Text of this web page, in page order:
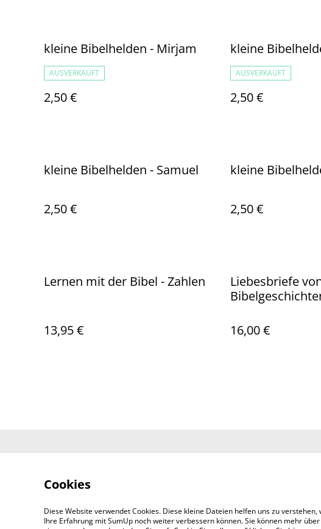
kleine Bibelhelden - Mirjam
AUSVERKAUFT
2,50 €
kleine
AUSVERKAUFT
2,50 €
kleine Bibelhelden - Samuel
2,50 €
kleine
2,50 €
Lernen mit der Bibel - Zahlen
13,95 €
Liebesbriefe
16,00 €
Cookies
Diese Website verwendet Cookies. Diese kleine Dateien helfen uns zu
Ihre Erfahrung mit SumUp noch weiter verbessern können. Sie können mehr